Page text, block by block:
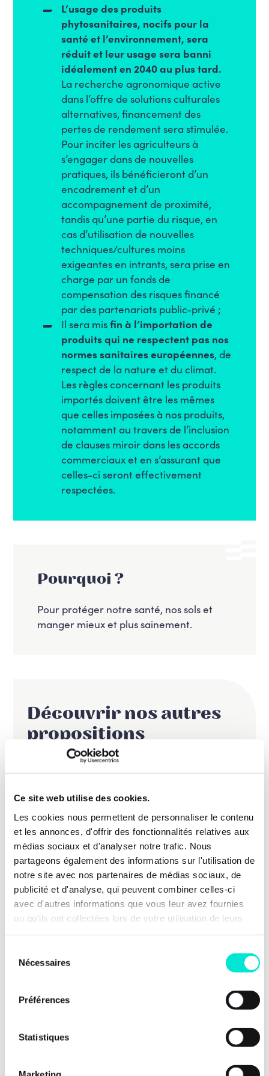
Ce site web utilise des cookies.
Les cookies nous permettent de personnaliser le contenu
et les annonces, d'offrir des fonctionnalités relatives aux
médias sociaux et d'analyser notre trafic. Nous
partageons également des informations sur l'utilisation de
notre site avec nos partenaires de médias sociaux, de
publicité et d'analyse, qui peuvent combiner celles-ci
avec d'autres informations que vous leur avez fournies
ou qu'ils ont collectées lors de votre utilisation de leurs
Nécessaires
Préférences
Statistiques
L’usage des produits
phytosanitaires, nocifs pour la
santé et l’environnement, sera
réduit et leur usage sera banni
idéalement en 2040 au plus tard.
La recherche agronomique active
dans l’offre de solutions culturales
alternatives, financement des
pertes de rendement sera stimulée.
Pour inciter les agriculteurs à
s’engager dans de nouvelles
pratiques, ils bénéficieront d’un
encadrement et d’un
accompagnement de proximité,
tandis qu’une partie du risque, en
cas d’utilisation de nouvelles
techniques/cultures moins
exigeantes en intrants, sera prise en
charge par un fonds de
compensation des risques financé
par des partenariats public-privé ;
Il sera misfin à l’importation de
produits qui ne respectent pas nos
normes sanitaires européennes, de
respect de la nature et du climat.
Les règles concernant les produits
importés doivent être les mêmes
que celles imposées à nos produits,
notamment au travers de l’inclusion
de clauses miroir dans les accords
commerciaux et en s’assurant que
celles-ci seront effectivement
respectées.
Pourquoi ?
Pour protéger notre santé, nos sols et
manger mieux et plus sainement.
Découvrir nos autres
propositions
Non à la taxe sur la mort : Une
taxation plus juste du capital